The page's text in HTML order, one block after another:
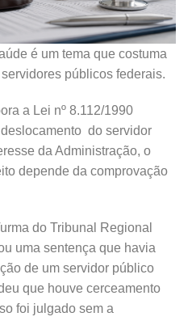
é um tema que costuma
públicos federais.
a Lei nº 8.112/1990
do servidor
da Administração, o
depende da comprovação
do Tribunal Regional
uma sentença que havia
de um servidor público
que houve cerceamento
foi julgado sem a